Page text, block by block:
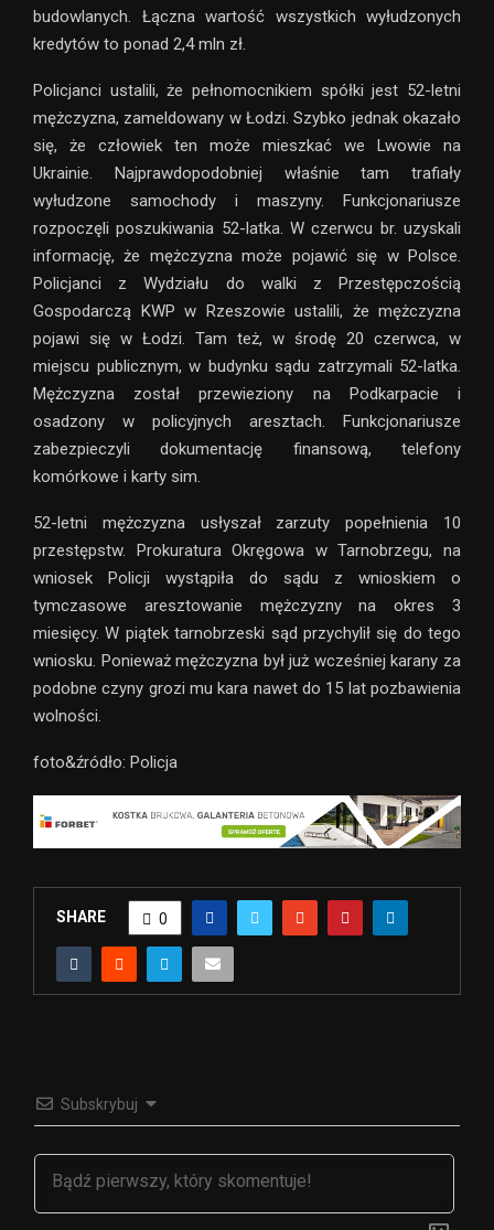
budowlanych. Łączna wartość wszystkich wyłudzonych
kredytów to ponad 2,4 mln zł.
Policjanci ustalili, że pełnomocnikiem spółki jest 52-letni
mężczyzna, zameldowany w Łodzi. Szybko jednak okazało
się, że człowiek ten może mieszkać we Lwowie na
Ukrainie. Najprawdopodobniej właśnie tam trafiały
wyłudzone samochody i maszyny. Funkcjonariusze
rozpoczęli poszukiwania 52-latka. W czerwcu br. uzyskali
informację, że mężczyzna może pojawić się w Polsce.
Policjanci z Wydziału do walki z Przestępczością
Gospodarczą KWP w Rzeszowie ustalili, że mężczyzna
pojawi się w Łodzi. Tam też, w środę 20 czerwca, w
miejscu publicznym, w budynku sądu zatrzymali 52-latka.
Mężczyzna został przewieziony na Podkarpacie i
osadzony w policyjnych aresztach. Funkcjonariusze
zabezpieczyli dokumentację finansową, telefony
komórkowe i karty sim.
52-letni mężczyzna usłyszał zarzuty popełnienia 10
przestępstw. Prokuratura Okręgowa w Tarnobrzegu, na
wniosek Policji wystąpiła do sądu z wnioskiem o
tymczasowe aresztowanie mężczyzny na okres 3
miesięcy. W piątek tarnobrzeski sąd przychylił się do tego
wniosku. Ponieważ mężczyzna był już wcześniej karany za
podobne czyny grozi mu kara nawet do 15 lat pozbawienia
wolności.
foto&źródło: Policja
SHARE 0
Subskrybuj